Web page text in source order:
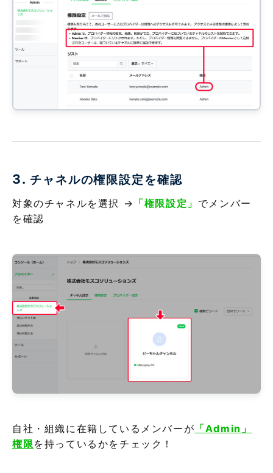
3. チャネルの権限設定を確認
対象のチャネルを選択 → 「権限設定」 でメンバー
を確認
自社・組織に在籍しているメンバーが 「Admin」
権限を持っているかをチェック！